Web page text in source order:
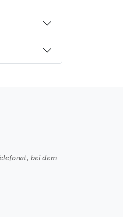
bei dem